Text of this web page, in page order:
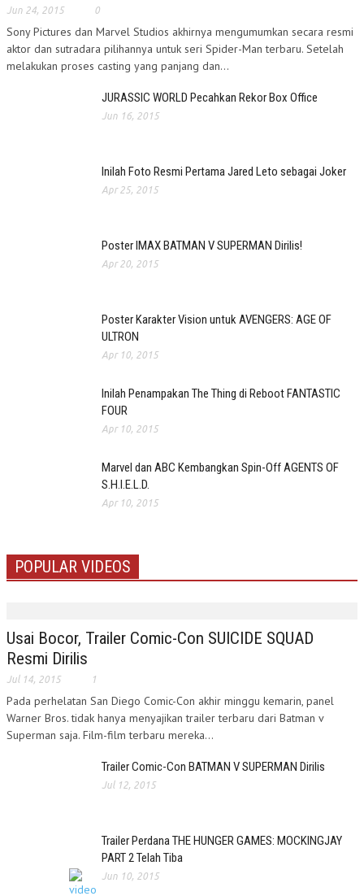
Jun 24, 2015 0
Sony Pictures dan Marvel Studios akhirnya mengumumkan secara resmi
aktor dan sutradara pilihannya untuk seri Spider-Man terbaru. Setelah
melakukan proses casting yang panjang dan...
JURASSIC WORLD Pecahkan Rekor Box Office
Jun 16, 2015
Inilah Foto Resmi Pertama Jared Leto sebagai Joker
Apr 25, 2015
Poster IMAX BATMAN V SUPERMAN Dirilis!
Apr 20, 2015
Poster Karakter Vision untuk AVENGERS: AGE OF
ULTRON
Apr 10, 2015
Inilah Penampakan The Thing di Reboot FANTASTIC
FOUR
Apr 10, 2015
Marvel dan ABC Kembangkan Spin-Off AGENTS OF
S.H.I.E.L.D.
Apr 10, 2015
POPULAR VIDEOS
Usai Bocor, Trailer Comic-Con SUICIDE SQUAD
Resmi Dirilis
Jul 14, 2015 1
Pada perhelatan San Diego Comic-Con akhir minggu kemarin, panel
Warner Bros. tidak hanya menyajikan trailer terbaru dari Batman v
Superman saja. Film-film terbaru mereka...
Trailer Comic-Con BATMAN V SUPERMAN Dirilis
Jul 12, 2015
Trailer Perdana THE HUNGER GAMES: MOCKINGJAY
PART 2 Telah Tiba
Jun 10, 2015